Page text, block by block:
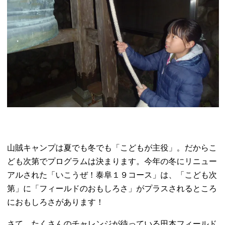
山賊キャンプは夏でも冬でも「こどもが主役」。だからこ
ども次第でプログラムは決まります。今年の冬にリニュー
アルされた「いこうぜ！泰阜１９コース」は、「こども次
第」に「フィールドのおもしろさ」がプラスされるところ
におもしろさがあります！